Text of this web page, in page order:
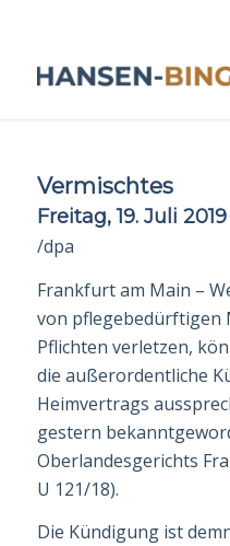
Vermischtes
Freitag, 19. Juli 2019
/dpa
Frankfurt am Main –
von pflegebedürftigen
Pflichten verletzen,
die außerordentliche
Heimvertrags
gestern
Oberlandesgerichts
U 121/18).
Die Kündigung ist